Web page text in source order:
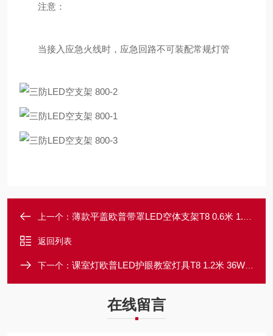
注意：
当接入应急火线时，应急回路不可装配常规灯管
上一个： 薄款平盖欧普带罩LED空体支架T8 0.6米 1.2米单双管
返回列表
下一个： 课室灯欧普LED护眼教室灯具T8 1.2米 36W黑板支架
在线留言